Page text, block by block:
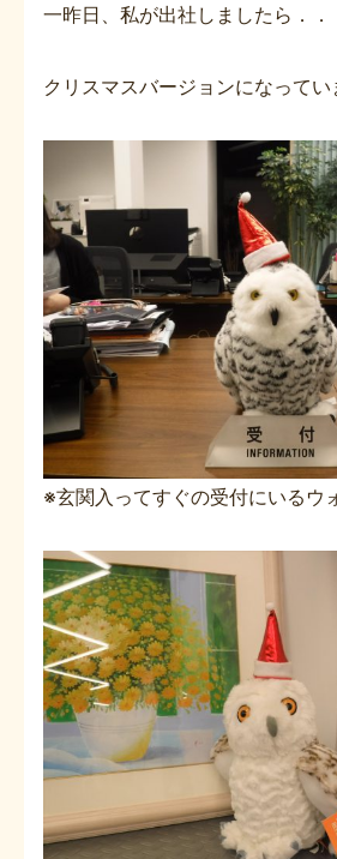
一昨日、私が出社しましたら．．
クリスマスバージョンになってい
※玄関入ってすぐの受付にいるウ